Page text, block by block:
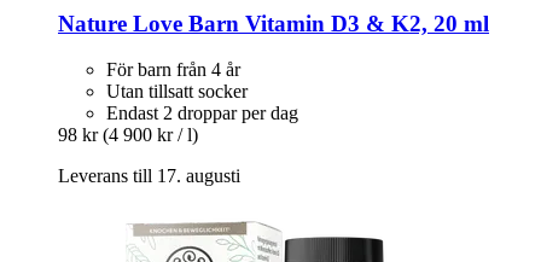
Nature Love Barn Vitamin D3 & K2, 20 ml
För barn från 4 år
Utan tillsatt socker
Endast 2 droppar per dag
98 kr (4 900 kr / l)
Leverans till 17. augusti